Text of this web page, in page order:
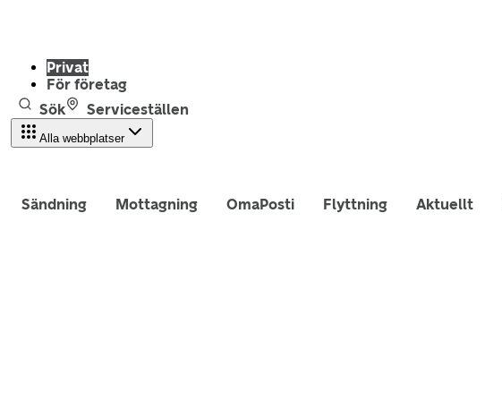
Privat
För företag
Sök
Serviceställen
Alla webbplatser
Sändning Mottagning OmaPosti Flyttning Aktuellt